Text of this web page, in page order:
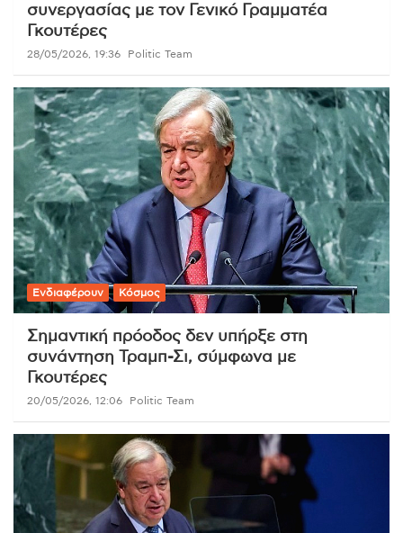
συνεργασίας με τον Γενικό Γραμματέα
Γκουτέρες
28/05/2026, 19:36 Politic Team
Ενδιαφέρουν Κόσμος
Σημαντική πρόοδος δεν υπήρξε στη
συνάντηση Τραμπ-Σι, σύμφωνα με
Γκουτέρες
20/05/2026, 12:06 Politic Team